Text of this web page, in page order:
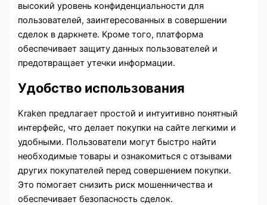
высокий уровень конфиденциальности для
пользователей, заинтересованных в совершении
сделок в даркнете. Кроме того, платформа
обеспечивает защиту данных пользователей и
предотвращает утечки информации.
Удобство использования
Kraken предлагает простой и интуитивно понятный
интерфейс, что делает покупки на сайте легкими и
удобными. Пользователи могут быстро найти
необходимые товары и ознакомиться с отзывами
других покупателей перед совершением покупки.
Это помогает снизить риск мошенничества и
обеспечивает безопасность сделок.